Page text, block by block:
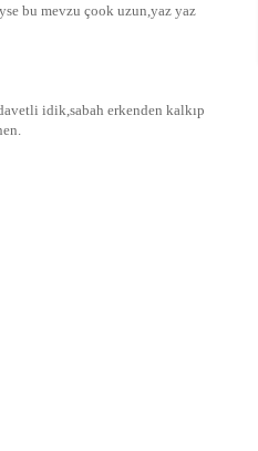
bu mevzu çook uzun,yaz yaz
idik,sabah erkenden kalkıp